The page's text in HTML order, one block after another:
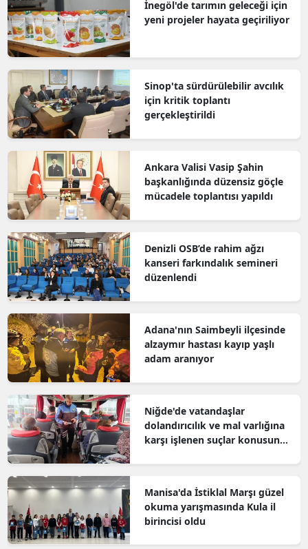
İnegöl'de tarımın geleceği için
yeni projeler hayata geçiriliyor
Sinop'ta sürdürülebilir avcılık
için kritik toplantı
gerçekleştirildi
Ankara Valisi Vasip Şahin
başkanlığında düzensiz göçle
mücadele toplantısı yapıldı
Denizli OSB’de rahim ağzı
kanseri farkındalık semineri
düzenlendi
Adana'nın Saimbeyli ilçesinde
alzaymır hastası kayıp yaşlı
adam aranıyor
Niğde'de vatandaşlar
dolandırıcılık ve mal varlığına
karşı işlenen suçlar konusunda
Manisa'da İstiklal Marşı güzel
okuma yarışmasında Kula il
birincisi oldu